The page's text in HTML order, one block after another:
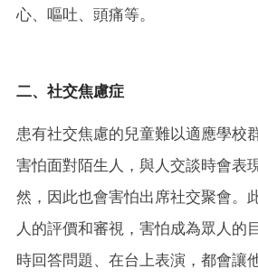
心、嘔吐、頭痛等。
二、社交焦慮症
患有社交焦慮的兒童難以適應學校
害怕面對陌生人，與人交談時會表
然，因此也會害怕出席社交聚會。
人的評價和審視，害怕成為眾人的
時回答問題、在台上表演，都會讓